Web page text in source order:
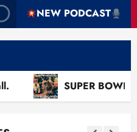
NEW PODCAST
BOWL LX – NFL 2026: